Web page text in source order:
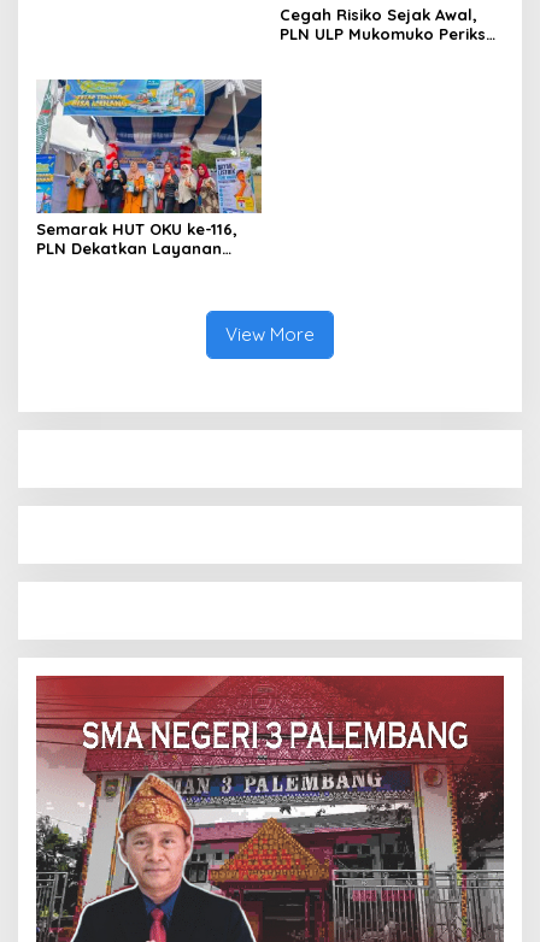
Cegah Risiko Sejak Awal,
PLN ULP Mukomuko Periksa
Semarak HUT OKU ke-116,
PLN Dekatkan Layanan
View More